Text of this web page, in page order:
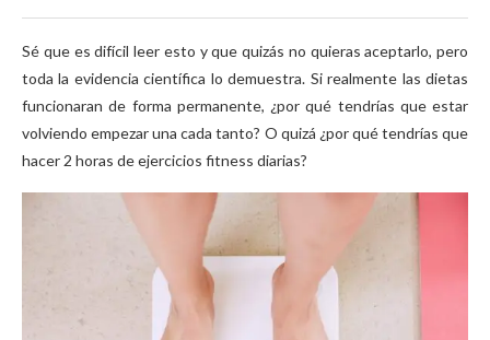
Sé que es difícil leer esto y que quizás no quieras aceptarlo, pero
toda la evidencia científica lo demuestra. Si realmente las dietas
funcionaran de forma permanente, ¿por qué tendrías que estar
volviendo empezar una cada tanto? O quizá ¿por qué tendrías que
hacer 2 horas de ejercicios fitness diarias?